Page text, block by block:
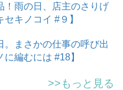
り入っていることが多い
ムーズに支払えるように
しいのですが、束では
！雨の日、店主のさりげ
キノコイ #９】
。まさかの仕事の呼び出
編むには #18】
>>もっと見る